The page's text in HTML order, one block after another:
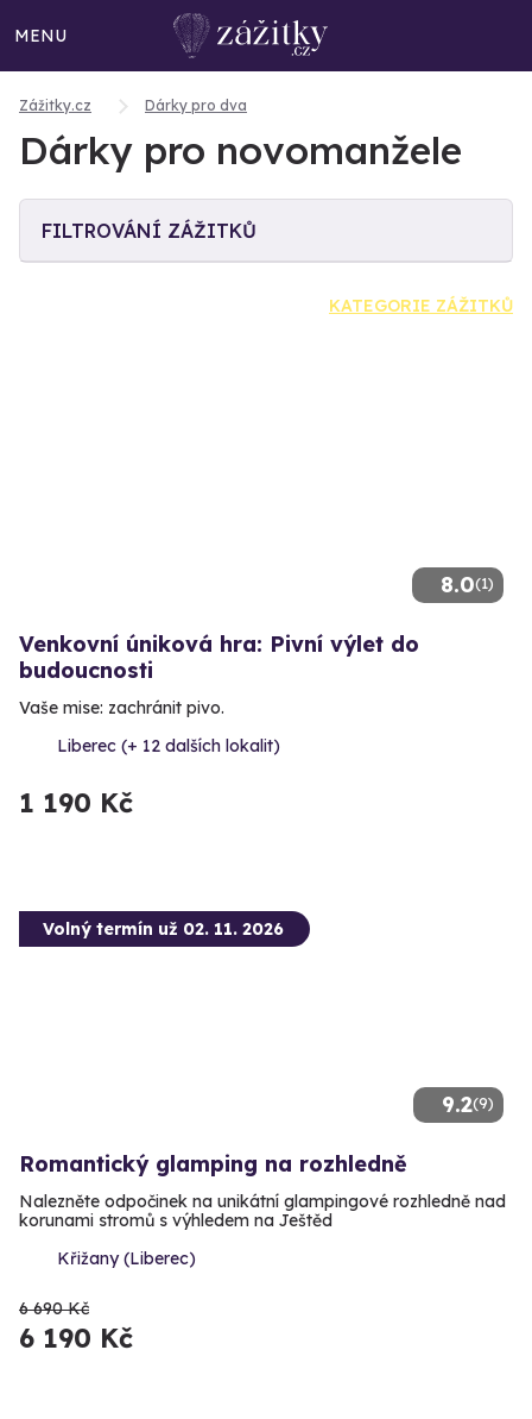
MENU
Zážitky.cz Dárky pro dva
Dárky pro novomanžele
FILTROVÁNÍ ZÁŽITKŮ
KATEGORIE ZÁŽITKŮ
8.0(1)
Venkovní úniková hra: Pivní výlet do
budoucnosti
Vaše mise: zachránit pivo.
Liberec (+ 12 dalších lokalit)
1 190 Kč
9.2(9)
Volný termín už 02. 11. 2026
Romantický glamping na rozhledně
Nalezněte odpočinek na unikátní glampingové rozhledně nad
korunami stromů s výhledem na Ještěd
Křižany (Liberec)
6 690 Kč
6 190 Kč